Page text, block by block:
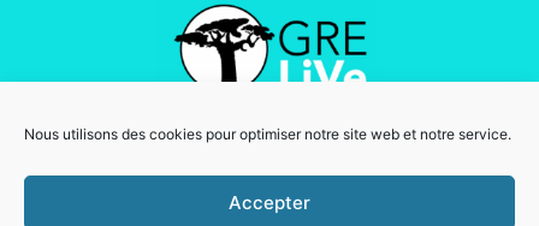
Nous utilisons des cookies pour optimiser notre site web et notre service.
Accepter
Association loi 1901